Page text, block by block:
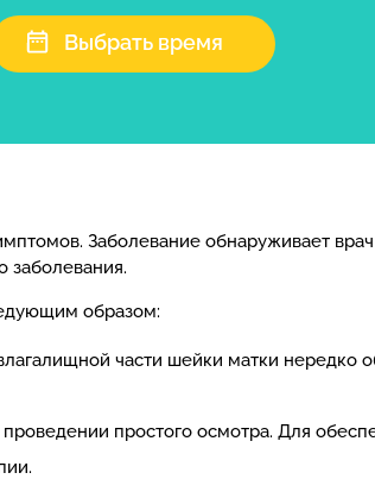
Выбрать время
Заболевание обнаруживает
заболевания.
образом:
части шейки матки нередко
простого осмотра. Для